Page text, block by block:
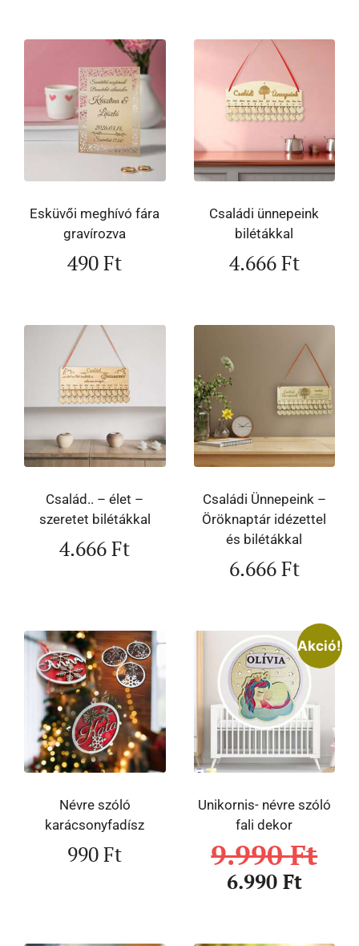
Esküvői meghívó fára
gravírozva
490Ft
Családi ünnepeink
bilétákkal
4.666Ft
Család.. – élet –
szeretet bilétákkal
4.666Ft
Családi Ünnepeink –
Öröknaptár idézettel
és bilétákkal
6.666Ft
Névre szóló
karácsonyfadísz
990Ft
Akció!
Unikornis- névre szóló
fali dekor
9.990Ft
6.990 Ft